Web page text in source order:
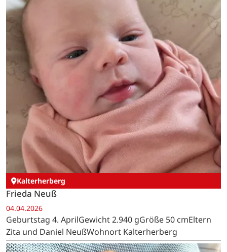
Kalterherberg
Frieda Neuß
04.04.2026
Geburtstag 4. AprilGewicht 2.940 gGröße 50 cmEltern
Zita und Daniel NeußWohnort Kalterherberg